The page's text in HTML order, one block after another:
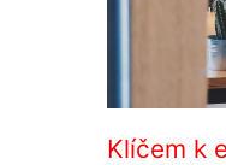
Klíčem k